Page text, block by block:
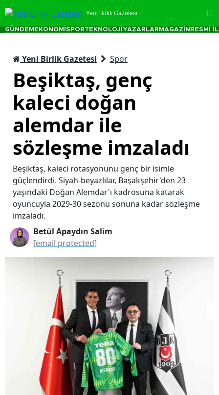
Yeni Birlik Gazetesi
GÜNDEM EKONOMİ SPORTEKNOLOJİ YAZARLAR MAGAZİN RESMİ
Yeni Birlik Gazetesi Spor
Beşiktaş, genç
kaleci doğan
alemdar ile
sözleşme imzaladı
Beşiktaş, kaleci rotasyonunu genç bir isimle
güçlendirdi. Siyah-beyazlılar, Başakşehir'den 23
yaşındaki Doğan Alemdar'ı kadrosuna katarak
oyuncuyla 2029-30 sezonu sonuna kadar sözleşme
imzaladı.
Betül Apaydın Salim
[email protected]